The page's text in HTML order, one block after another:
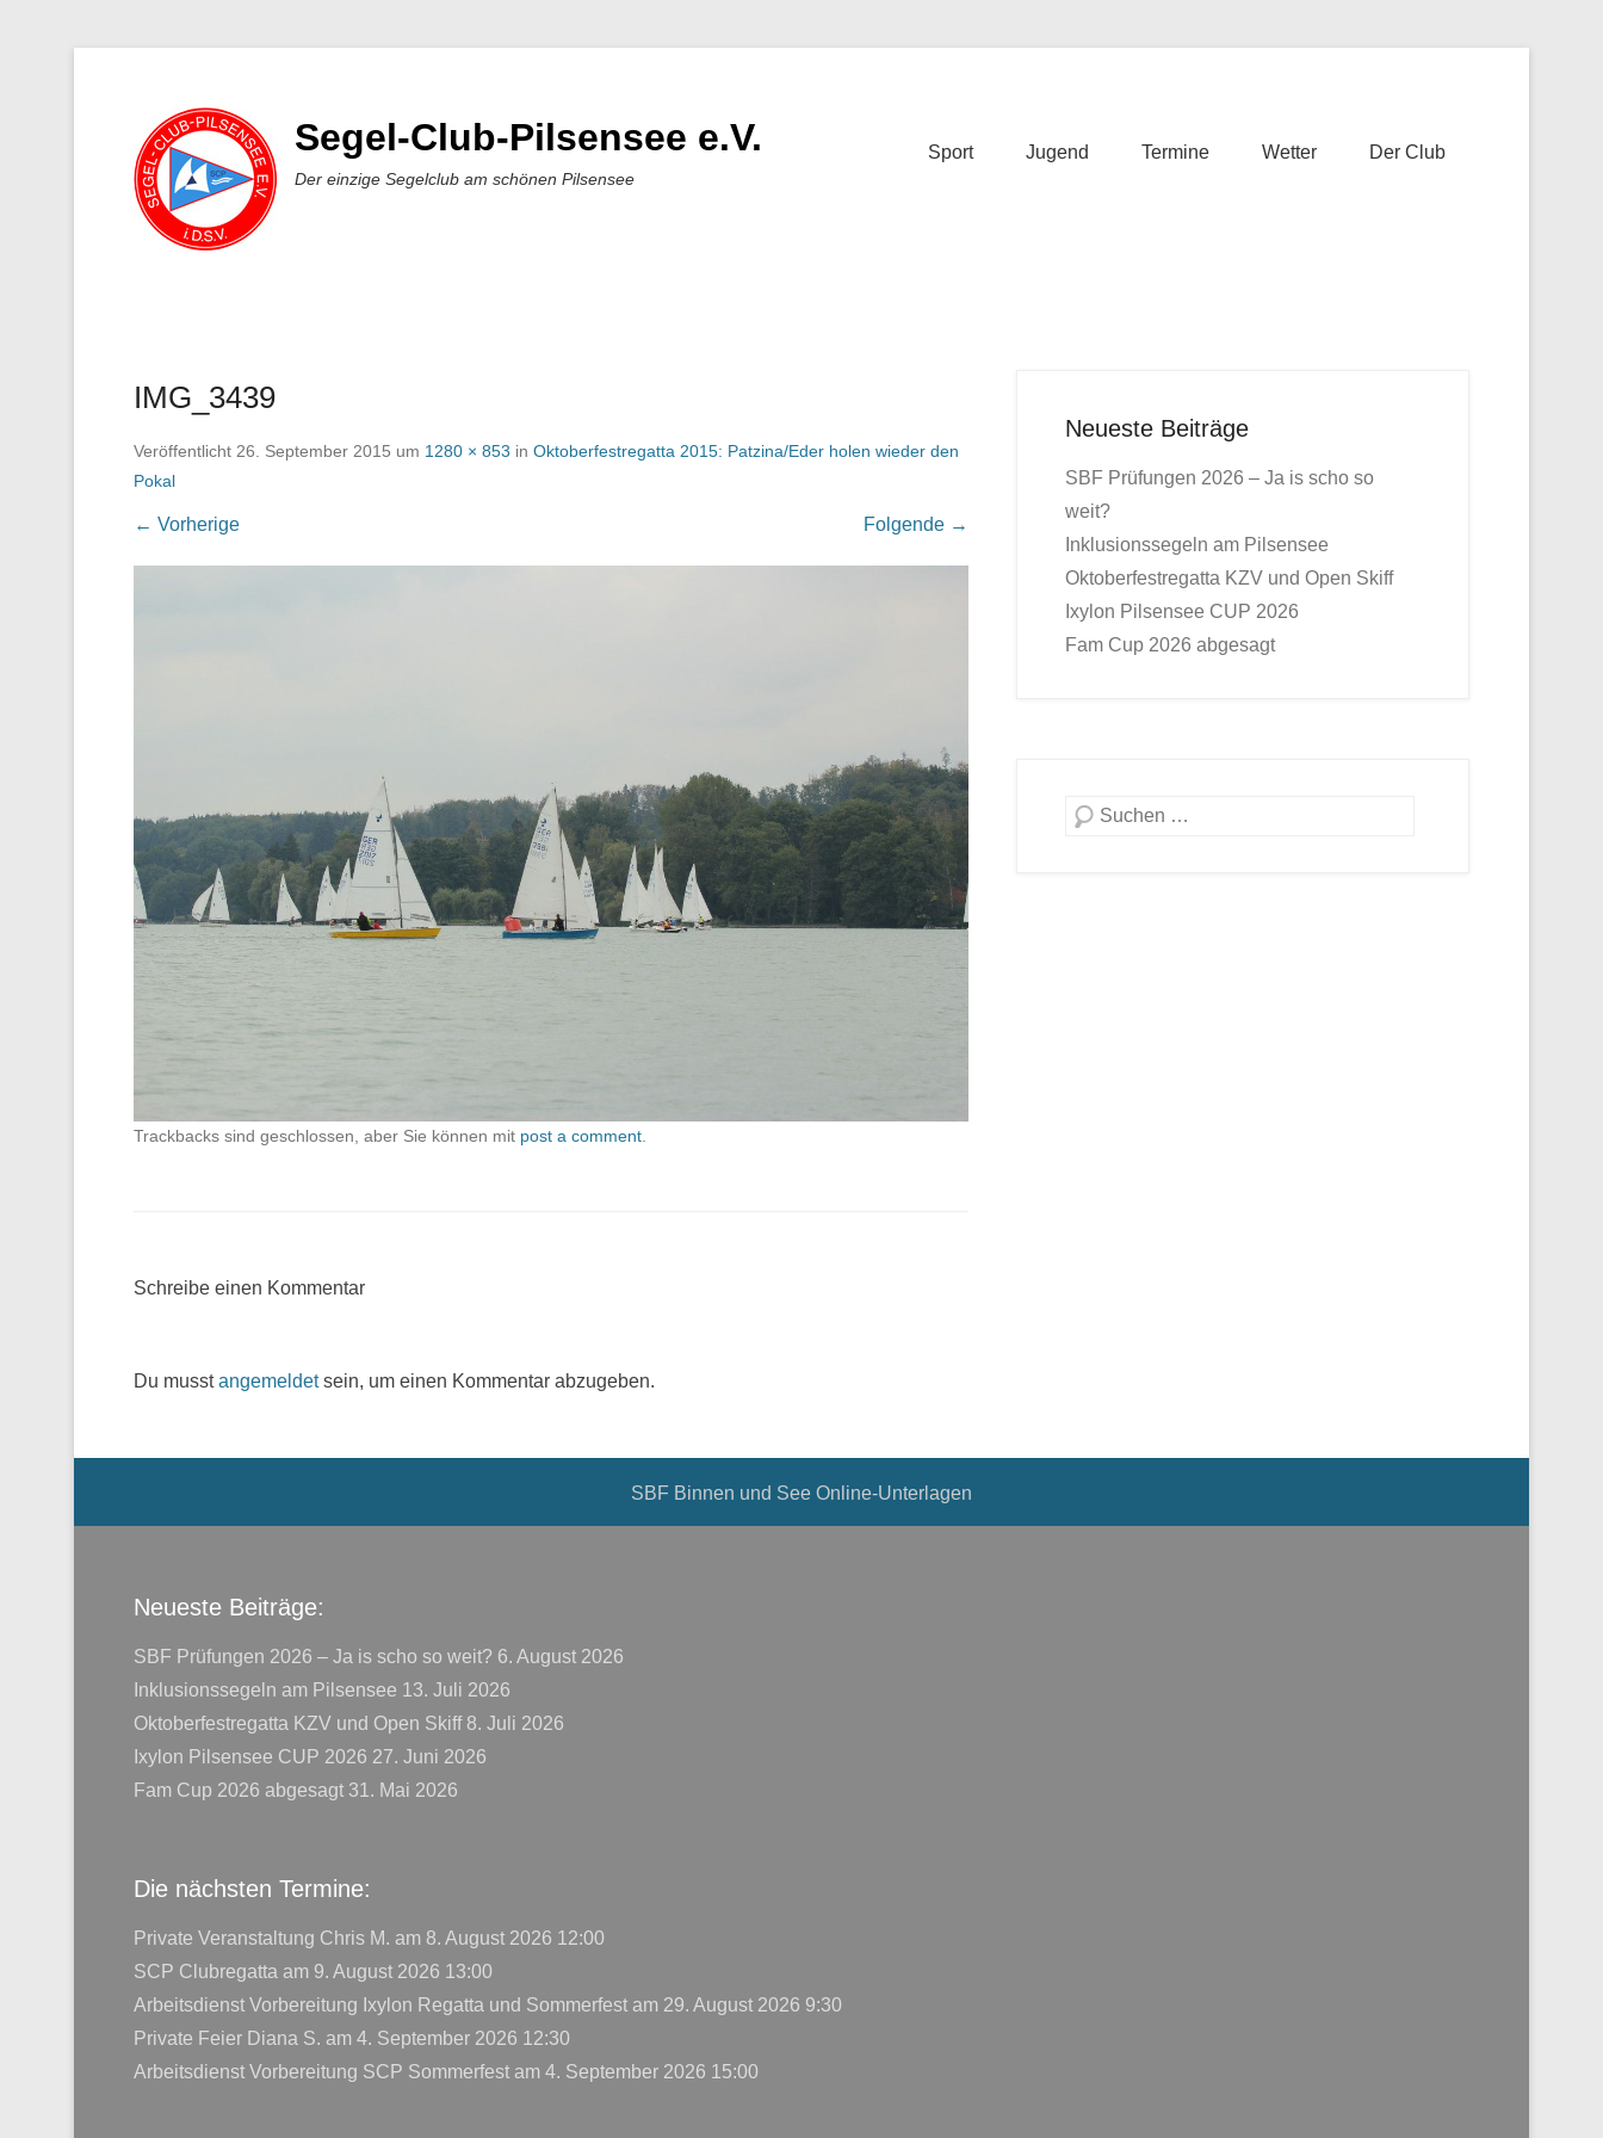
Segel-Club-Pilsensee e.V.
Der einzige Segelclub am schönen Pilsensee
Sport Jugend Termine Wetter Der Club
IMG_3439
Veröffentlicht 26. September 2015 um 1280 × 853 in Oktoberfestregatta 2015: Patzina/Eder holen wieder den
Pokal
← Vorherige Folgende →
Trackbacks sind geschlossen, aber Sie können mit post a comment.
Schreibe einen Kommentar
Du musstangemeldetsein, um einen Kommentar abzugeben.
Neueste Beiträge
SBF Prüfungen 2026 – Ja is scho so
weit?
Inklusionssegeln am Pilsensee
Oktoberfestregatta KZV und Open Skiff
Ixylon Pilsensee CUP 2026
Fam Cup 2026 abgesagt
Suche
SBF Binnen und See Online-Unterlagen
Neueste Beiträge:
SBF Prüfungen 2026 – Ja is scho so weit? 6. August 2026
Inklusionssegeln am Pilsensee 13. Juli 2026
Oktoberfestregatta KZV und Open Skiff 8. Juli 2026
Ixylon Pilsensee CUP 2026 27. Juni 2026
Fam Cup 2026 abgesagt 31. Mai 2026
Die nächsten Termine:
Private Veranstaltung Chris M. am 8. August 2026 12:00
SCP Clubregatta am 9. August 2026 13:00
Arbeitsdienst Vorbereitung Ixylon Regatta und Sommerfest am 29. August 2026 9:30
Private Feier Diana S. am 4. September 2026 12:30
Arbeitsdienst Vorbereitung SCP Sommerfest am 4. September 2026 15:00